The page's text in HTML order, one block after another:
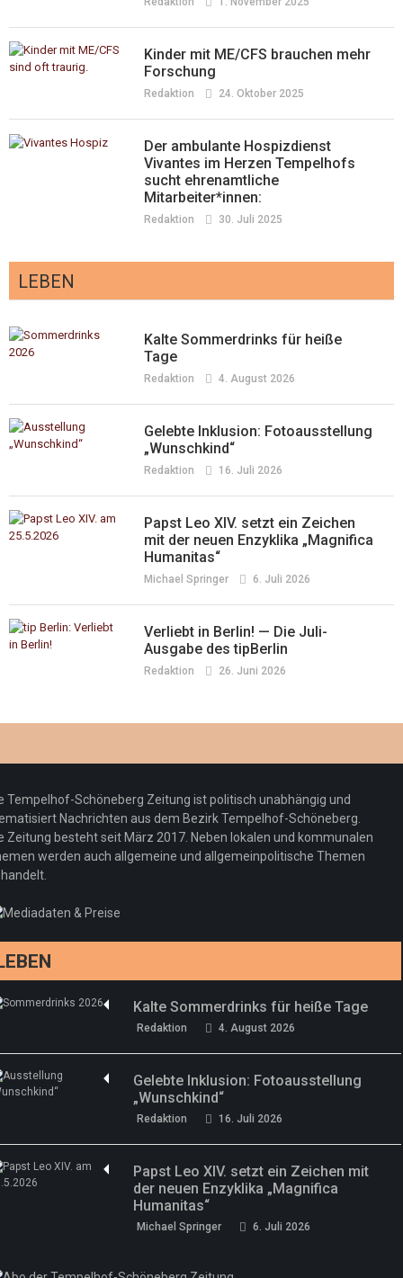
Kinder mit ME/CFS brauchen mehr
Forschung
Redaktion 24. Oktober 2025
Der ambulante Hospizdienst
Vivantes im Herzen Tempelhofs
sucht ehrenamtliche
Mitarbeiter*innen:
Redaktion 30. Juli 2025
LEBEN
Kalte Sommerdrinks für heiße
Tage
Redaktion 4. August 2026
Gelebte Inklusion: Fotoausstellung
„Wunschkind“
Redaktion 16. Juli 2026
Papst Leo XIV. setzt ein Zeichen
mit der neuen Enzyklika „Magnifica
Humanitas“
Michael Springer 6. Juli 2026
Verliebt in Berlin! — Die Juli-
Ausgabe des tipBerlin
Redaktion 26. Juni 2026
Tempelhof-Schöneberg Zeitung ist politisch unabhängig und
Nachrichten aus dem Bezirk Tempelhof-Schöneberg.
Zeitung besteht seit März 2017. Neben lokalen und kommunalen
werden auch allgemeine und allgemeinpolitische Themen
Kalte Sommerdrinks für heiße Tage
Redaktion 4. August 2026
Gelebte Inklusion: Fotoausstellung
„Wunschkind“
Redaktion 16. Juli 2026
Papst Leo XIV. setzt ein Zeichen mit
der neuen Enzyklika „Magnifica
Humanitas“
Michael Springer 6. Juli 2026